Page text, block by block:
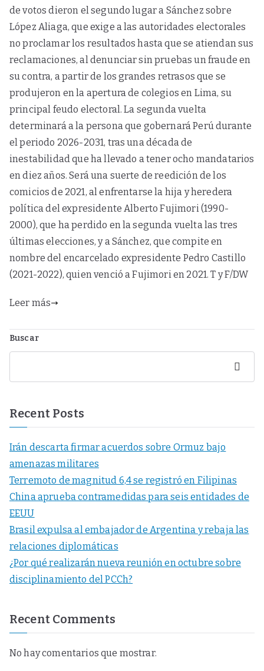
de votos dieron el segundo lugar a Sánchez sobre
López Aliaga, que exige a las autoridades electorales
no proclamar los resultados hasta que se atiendan sus
reclamaciones, al denunciar sin pruebas un fraude en
su contra, a partir de los grandes retrasos que se
produjeron en la apertura de colegios en Lima, su
principal feudo electoral. La segunda vuelta
determinará a la persona que gobernará Perú durante
el periodo 2026-2031, tras una década de
inestabilidad que ha llevado a tener ocho mandatarios
en diez años. Será una suerte de reedición de los
comicios de 2021, al enfrentarse la hija y heredera
política del expresidente Alberto Fujimori (1990-
2000), que ha perdido en la segunda vuelta las tres
últimas elecciones, y a Sánchez, que compite en
nombre del encarcelado expresidente Pedro Castillo
(2021-2022), quien venció a Fujimori en 2021. T y F/DW
Leer más
Buscar
Buscar
Recent Posts
Irán descarta firmar acuerdos sobre Ormuz bajo
amenazas militares
Terremoto de magnitud 6,4 se registró en Filipinas
China aprueba contramedidas para seis entidades de
EEUU
Brasil expulsa al embajador de Argentina y rebaja las
relaciones diplomáticas
¿Por qué realizarán nueva reunión en octubre sobre
disciplinamiento del PCCh?
Recent Comments
No hay comentarios que mostrar.